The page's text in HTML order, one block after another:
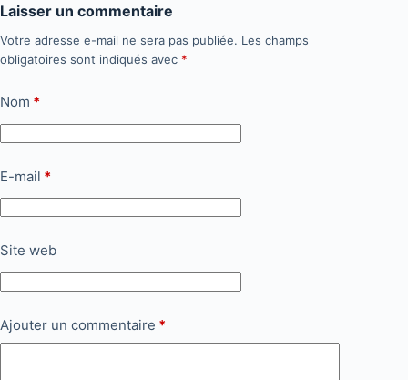
Laisser un commentaire
Votre adresse e-mail ne sera pas publiée. Les champs
obligatoires sont indiqués avec *
Nom *
E-mail *
Site web
Ajouter un commentaire *